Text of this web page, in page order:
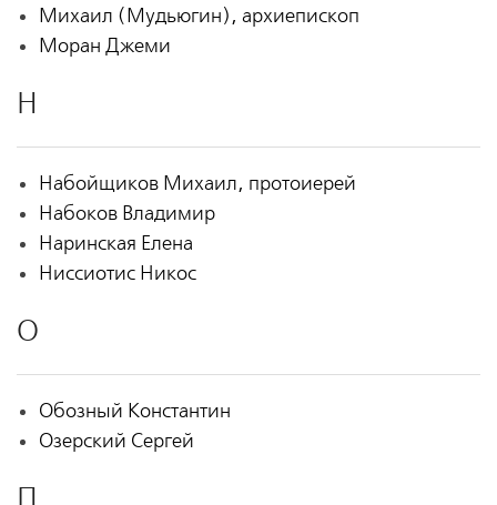
Михаил (Мудьюгин), архиепископ
Моран Джеми
Н
Набойщиков Михаил, протоиерей
Набоков Владимир
Наринская Елена
Ниссиотис Никос
О
Обозный Константин
Озерский Сергей